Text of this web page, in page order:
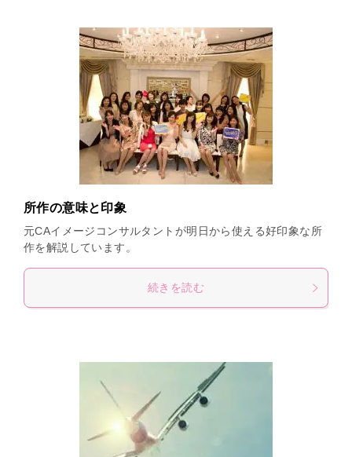
所作の意味と印象
元CAイメージコンサルタントが明日から使える好印象な所
作を解説しています。
続きを読む